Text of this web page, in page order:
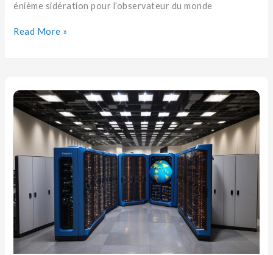
énième sidération pour l’observateur du monde
Read More »
géopolitique
des
supercalculateurs
exaflopiques